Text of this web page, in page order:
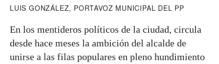
LUIS GONZÁLEZ, PORTAVOZ MUNICIPAL DEL PP
En los mentideros políticos de la ciudad, circula
desde hace meses la ambición del alcalde de
unirse a las filas populares en pleno hundimiento